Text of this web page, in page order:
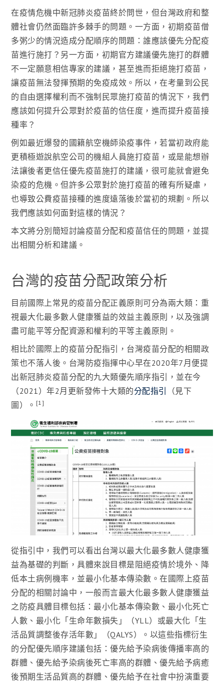
在疫情危機中新冠肺炎疫苗終於問世，但台灣政府和整
體社會仍然面臨許多棘手的問題。一方面，初期疫苗僧
多粥少的情況造成分配順序的問題：誰應該優先分配疫
苗進行施打？另一方面，初期官方建議優先施打的群體
不一定願意相信專家的建議，甚至進而拒絕施打疫苗，
讓疫苗無法發揮預期的免疫成效。所以，在考量到公民
的自由選擇權利而不強制民眾施打疫苗的情況下，我們
應該如何提升公眾對於疫苗的信任度，進而提升疫苗接
種率？
例如最近爆發的國籍航空機師染疫事件，若當初政府能
更積極遊說航空公司的機組人員施打疫苗，或是能想辦
法讓後者更信任優先疫苗施打的建議，很可能就會避免
染疫的危機。但許多公眾對於施打疫苗的確有所疑慮，
也導致公費疫苗接種的進度遠落後於當初的規劃。所以
我們應該如何面對這樣的情況？
本文將分別簡短討論疫苗分配和疫苗信任的問題，並提
出相關分析和建議。
台灣的疫苗分配政策分析
目前國際上常見的疫苗分配正義原則可分為兩大類：重
視最大化最多數人健康獲益的效益主義原則，以及強調
盡可能平等分配資源和權利的平等主義原則。
相比於國際上的疫苗分配指引，台灣疫苗分配的相關政
策也不落人後。台灣防疫指揮中心早在2020年7月便提
出新冠肺炎疫苗分配的九大類優先順序指引，並在今
（2021）年2月更新發佈十大類的分配指引
（見下
圖）。 [1]
從指引中，我們可以看出台灣以最大化最多數人健康獲
益為基礎的判斷，具體來說目標是阻絕疫情於境外、降
低本土病例機率，並最小化基本傳染數。在國際上疫苗
分配的相關討論中，一般而言最大化最多數人健康獲益
之防疫具體目標包括：最小化基本傳染數、最小化死亡
人數、最小化「生命年數損失」（YLL）或最大化「生
活品質調整後存活年數」（QALYS）。以這些指標衍生
的分配優先順序建議包括：優先給予染病後傳播率高的
群體、優先給予染病後死亡率高的群體、優先給予病癒
後預期生活品質高的群體、優先給予在社會中扮演重要